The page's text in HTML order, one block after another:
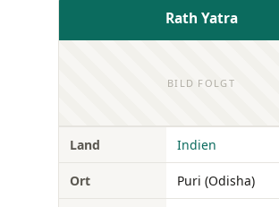
Rath Yatra
BILD FOLGT
Land Indien
Ort Puri (Odisha)